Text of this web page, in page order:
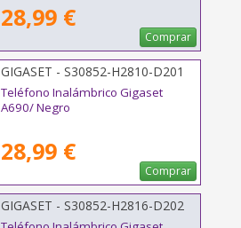
28,99 €
Comprar
GIGASET - S30852-H2810-D201
Teléfono Inalámbrico Gigaset
A690/ Negro
28,99 €
Comprar
GIGASET - S30852-H2816-D202